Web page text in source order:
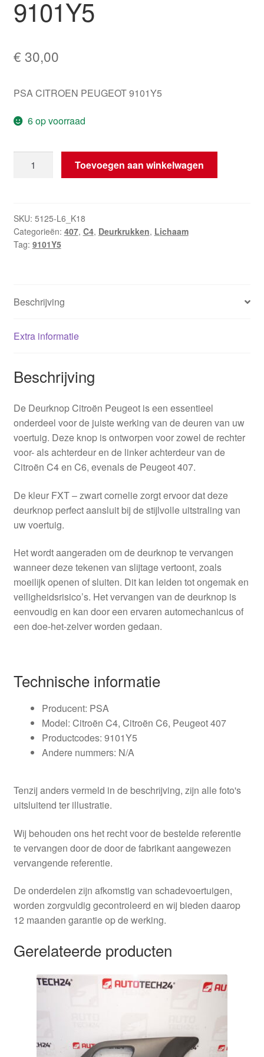
9101Y5
€ 30,00
PSA CITROEN PEUGEOT 9101Y5
6 op voorraad
Citroën
9101Y5
hoeveelheid
Toevoegen aan winkelwagen
SKU: 5125-L6_K18
Categorieën: 407, C4, Deurkrukken, Lichaam
Tag: 9101Y5
Beschrijving
Extra informatie
Beschrijving
De Deurknop Citroën Peugeot is een essentieel
onderdeel voor de juiste werking van de deuren van uw
voertuig. Deze knop is ontworpen voor zowel de rechter
voor- als achterdeur en de linker achterdeur van de
Citroën C4 en C6, evenals de Peugeot 407.
De kleur FXT – zwart cornelie zorgt ervoor dat deze
deurknop perfect aansluit bij de stijlvolle uitstraling van
uw voertuig.
Het wordt aangeraden om de deurknop te vervangen
wanneer deze tekenen van slijtage vertoont, zoals
moeilijk openen of sluiten. Dit kan leiden tot ongemak en
veiligheidsrisico’s. Het vervangen van de deurknop is
eenvoudig en kan door een ervaren automechanicus of
een doe-het-zelver worden gedaan.
Technische informatie
Producent: PSA
Model: Citroën C4, Citroën C6, Peugeot 407
Productcodes: 9101Y5
Andere nummers: N/A
Tenzij anders vermeld in de beschrijving, zijn alle foto's
uitsluitend ter illustratie.
Wij behouden ons het recht voor de bestelde referentie
te vervangen door de door de fabrikant aangewezen
vervangende referentie.
De onderdelen zijn afkomstig van schadevoertuigen,
worden zorgvuldig gecontroleerd en wij bieden daarop
12 maanden garantie op de werking.
Gerelateerde producten